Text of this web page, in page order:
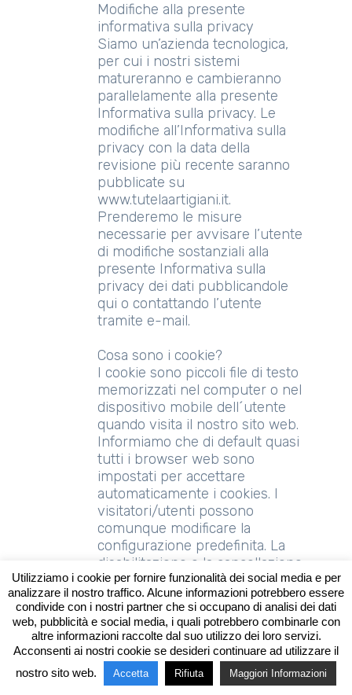
Modifiche alla presente
informativa sulla privacy
Siamo un’azienda tecnologica,
per cui i nostri sistemi
matureranno e cambieranno
parallelamente alla presente
Informativa sulla privacy. Le
modifiche all’Informativa sulla
privacy con la data della
revisione più recente saranno
pubblicate su
www.tutelaartigiani.it.
Prenderemo le misure
necessarie per avvisare l’utente
di modifiche sostanziali alla
presente Informativa sulla
privacy dei dati pubblicandole
qui o contattando l’utente
tramite e-mail.
Cosa sono i cookie?
I cookie sono piccoli file di testo
memorizzati nel computer o nel
dispositivo mobile dell´utente
quando visita il nostro sito web.
Informiamo che di default quasi
tutti i browser web sono
impostati per accettare
automaticamente i cookies. I
visitatori/utenti possono
comunque modificare la
configurazione predefinita. La
disabilitazione o la cancellazione
dei cookies però potrebbe
precludere la fruizione ottimale
di alcune aree del sito o
compromettere l’utilizzo dei
servizi sotto autenticazione. Se
gli utenti/visitatori vogliono
decidere di volta in volta se
Utilizziamo i cookie per fornire funzionalità dei social media e per
analizzare il nostro traffico. Alcune informazioni potrebbero essere
condivide con i nostri partner che si occupano di analisi dei dati
web, pubblicità e social media, i quali potrebbero combinarle con
altre informazioni raccolte dal suo utilizzo dei loro servizi.
Acconsenti ai nostri cookie se desideri continuare ad utilizzare il
nostro sito web.
Accetta Rifiuta Maggiori Informazioni